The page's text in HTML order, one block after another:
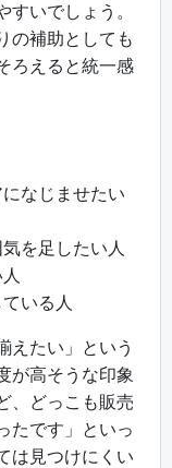
いでしょう。
の補助としても
ろえると統一感
なじませたい
を足したい人
いる人
えたい」という
が高そうな印象
、どっこも販売
たです」といっ
は見つけにくい